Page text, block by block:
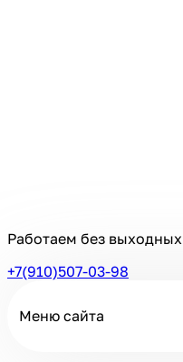
Работаем без выходных
+7(910)507-03-98
Меню сайта